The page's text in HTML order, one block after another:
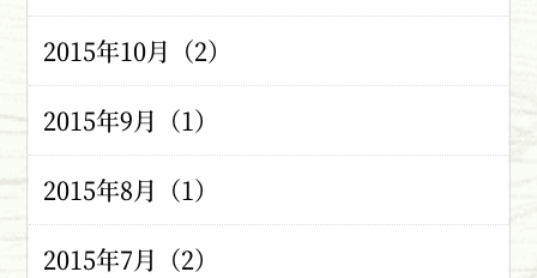
2015年10月（2）
2015年9月（1）
2015年8月（1）
2015年7月（2）